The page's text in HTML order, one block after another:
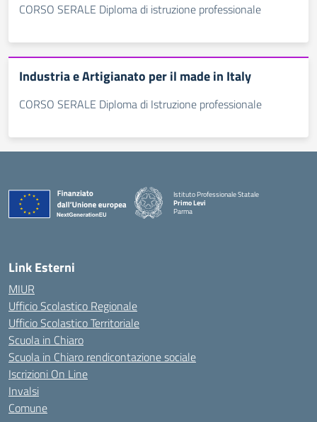
CORSO SERALE Diploma di istruzione professionale
Industria e Artigianato per il made in Italy
CORSO SERALE Diploma di Istruzione professionale
Istituto Professionale Statale
Primo Levi
Parma
Link Esterni
MIUR
Ufficio Scolastico Regionale
Ufficio Scolastico Territoriale
Scuola in Chiaro
Scuola in Chiaro rendicontazione sociale
Iscrizioni On Line
Invalsi
Comune